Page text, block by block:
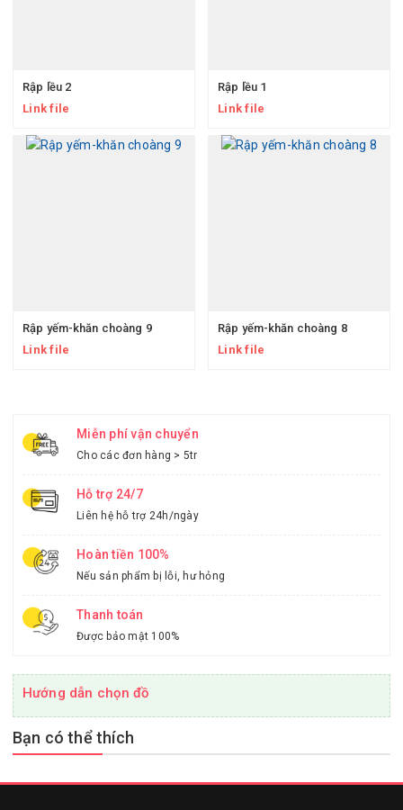
Rập lều 2
Link file
Rập lều 1
Link file
Rập yếm-khăn choàng 9
Link file
Rập yếm-khăn choàng 8
Link file
Miễn phí vận chuyển
Cho các đơn hàng > 5tr
Hỗ trợ 24/7
Liên hệ hỗ trợ 24h/ngày
Hoàn tiền 100%
Nếu sản phẩm bị lỗi, hư hỏng
Thanh toán
Được bảo mật 100%
Hướng dẫn chọn đồ
Bạn có thể thích